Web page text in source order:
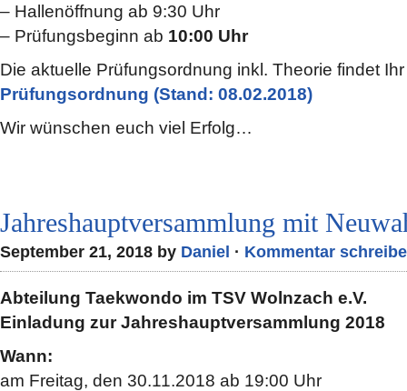
– Hallenöffnung ab 9:30 Uhr
– Prüfungsbeginn ab 10:00 Uhr
Die aktuelle Prüfungsordnung inkl. Theorie findet
Prüfungsordnung (Stand: 08.02.2018)
Wir wünschen euch viel Erfolg…
Jahreshauptversammlung mit
September 21, 2018 by Daniel · Kommentar
Abteilung Taekwondo im TSV Wolnzach e.V.
Einladung zur Jahreshauptversammlung 2018
Wann:
am Freitag, den 30.11.2018 ab 19:00 Uhr